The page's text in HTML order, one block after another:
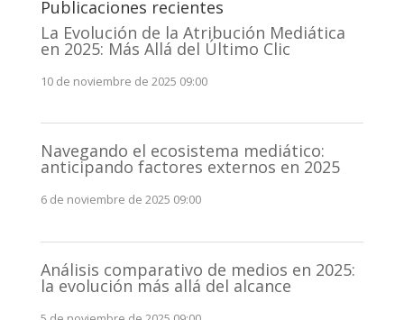
Publicaciones recientes
La Evolución de la Atribución Mediática
en 2025: Más Allá del Último Clic
10 de noviembre de 2025 09:00
Navegando el ecosistema mediático:
anticipando factores externos en 2025
6 de noviembre de 2025 09:00
Análisis comparativo de medios en 2025:
la evolución más allá del alcance